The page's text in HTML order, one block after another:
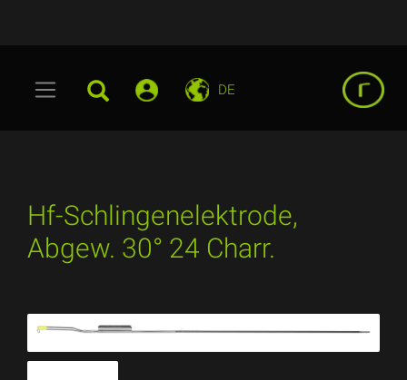
DE
Hf-Schlingenelektrode,
Abgew. 30° 24 Charr.